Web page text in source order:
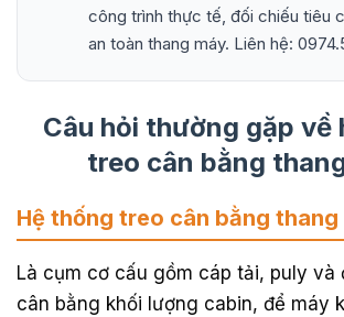
công trình thực tế, đối chiếu tiêu
an toàn thang máy. Liên hệ:
Câu hỏi thường gặp về
treo cân bằng
Hệ thống treo cân bằng thang
Là cụm cơ cấu gồm cáp tải, puly và
cân bằng khối lượng cabin, để máy